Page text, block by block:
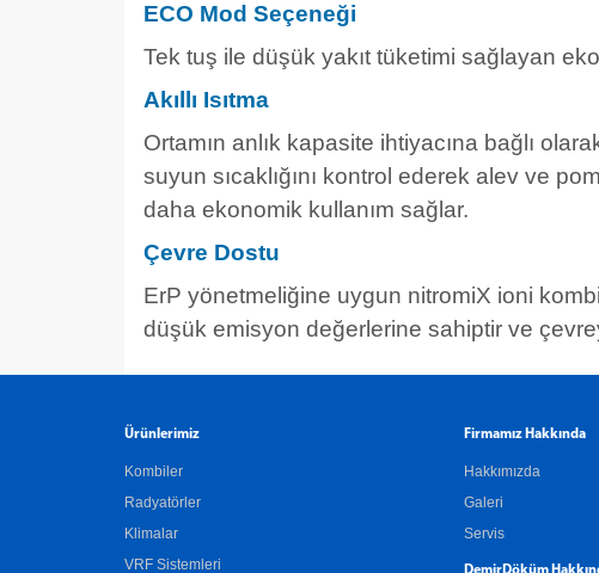
ECO Mod Seçeneği
Tek tuş ile düşük yakıt tüketimi sağlayan
Akıllı Isıtma
Ortamın anlık kapasite ihtiyacına bağlı
suyun sıcaklığını kontrol ederek alev ve
daha ekonomik kullanım sağlar.
Çevre Dostu
ErP yönetmeliğine uygun nitromiX ioni
düşük emisyon değerlerine sahiptir ve
Ürünlerimiz
Kombiler
Radyatörler
Klimalar
VRF Sistemleri
Firmamız Hakkında
Hakkımızda
Galeri
Servis